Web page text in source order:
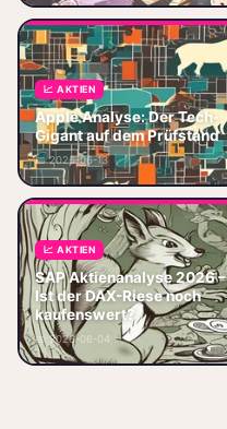
📈 AKTIEN
Apple Analyse: Der Tech-
Gigant auf dem Prüfstand
📅 2026-06-13
📈 AKTIEN
SAP Aktienanalyse 2026 –
Ist der DAX-Riese noch
kaufenswert?
📅 2026-06-04